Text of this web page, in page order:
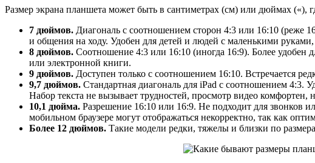
Размер экрана планшета может быть в сантиметрах (см) или дюймах
7 дюймов. Диагональ с соотношением сторон 4:3 или 16:10 (реже
и общения на ходу. Удобен для детей и людей с маленькими руками,
8 дюймов. Соотношение 4:3 или 16:10 (иногда 16:9). Более удобен
или электронной книги.
9 дюймов. Доступен только с соотношением 16:10. Встречается
9,7 дюймов. Стандартная диагональ для iPad с соотношением 4:3.
Набор текста не вызывает трудностей, просмотр видео
10,1 дюйма. Разрешение 16:10 или 16:9. Не подходит для звонков
мобильном браузере могут отображаться некорректно, так как
Более 12 дюймов. Такие модели редки, тяжелы и близки по